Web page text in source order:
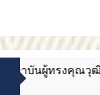
ข
2